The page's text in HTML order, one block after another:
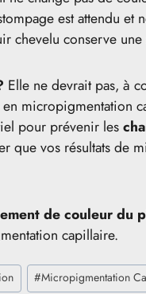
est attendu
chevelu conserve
Elle ne devrait pas, à
micropigmentation
pour prévenir les
que vos résultats de
de couleur du
capillaire.
#Micropigmentation